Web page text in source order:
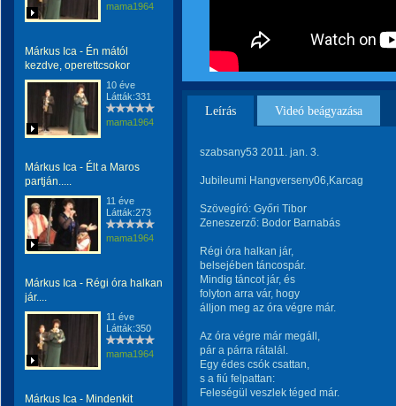
mama1964
Márkus Ica - Én mától
kezdve, operettcsokor
10 éve
Látták:331
mama1964
Márkus Ica - Élt a Maros
partján.....
11 éve
Látták:273
mama1964
Márkus Ica - Régi óra halkan
jár....
11 éve
Látták:350
mama1964
Márkus Ica - Mindenkit
Leírás Videó beágyazása
szabsany53 2011. jan. 3.
Jubileumi Hangverseny06,Karcag
Szövegíró: Győri Tibor
Zeneszerző: Bodor Barnabás
Régi óra halkan jár,
belsejében táncospár.
Mindig táncot jár, és
folyton arra vár, hogy
álljon meg az óra végre már.
Az óra végre már megáll,
pár a párra rátalál.
Egy édes csók csattan,
s a fiú felpattan:
Feleségül veszlek téged már.